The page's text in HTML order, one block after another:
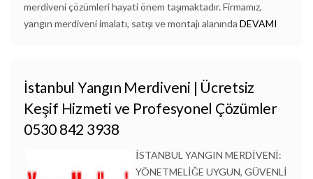
merdiveni çözümleri hayati önem taşımaktadır. Firmamız,
yangın merdiveni imalatı, satışı ve montajı alanında DEVAMI
İstanbul Yangın Merdiveni | Ücretsiz
Keşif Hizmeti ve Profesyonel Çözümler
0530 842 3938
İSTANBUL YANGIN MERDİVENİ:
YÖNETMELİĞE UYGUN, GÜVENLİ